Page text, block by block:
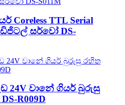
Coreless TTL Serial
සර්වෝ DS-
24V වානේ ගියර් බුරුසු
R009D